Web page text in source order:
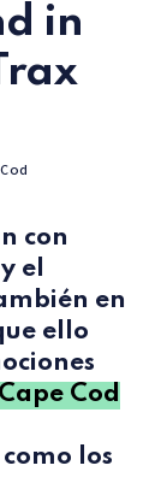
in
con
el
en
ello
Cod
los